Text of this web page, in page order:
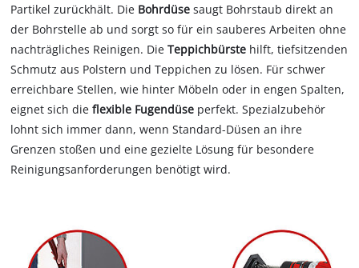
Partikel zurückhält. Die Bohrdüse saugt Bohrstaub direkt an
der Bohrstelle ab und sorgt so für ein sauberes Arbeiten ohne
nachträgliches Reinigen. DieTeppichbürste hilft, tiefsitzenden
Schmutz aus Polstern und Teppichen zu lösen. Für schwer
erreichbare Stellen, wie hinter Möbeln oder in engen Spalten,
eignet sich dieflexible Fugendüse perfekt. Spezialzubehör
lohnt sich immer dann, wenn Standard-Düsen an ihre
Grenzen stoßen und eine gezielte Lösung für besondere
Reinigungsanforderungen benötigt wird.